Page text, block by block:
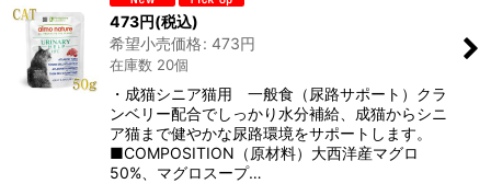
473円(税込)
希望小売価格: 473円
在庫数 20個
・成猫シニア猫用 一般食（尿路サポート）クラ
ンベリー配合でしっかり水分補給、成猫からシニ
ア猫まで健やかな尿路環境をサポートします。
■COMPOSITION（原材料）大西洋産マグロ
50%、マグロスープ…